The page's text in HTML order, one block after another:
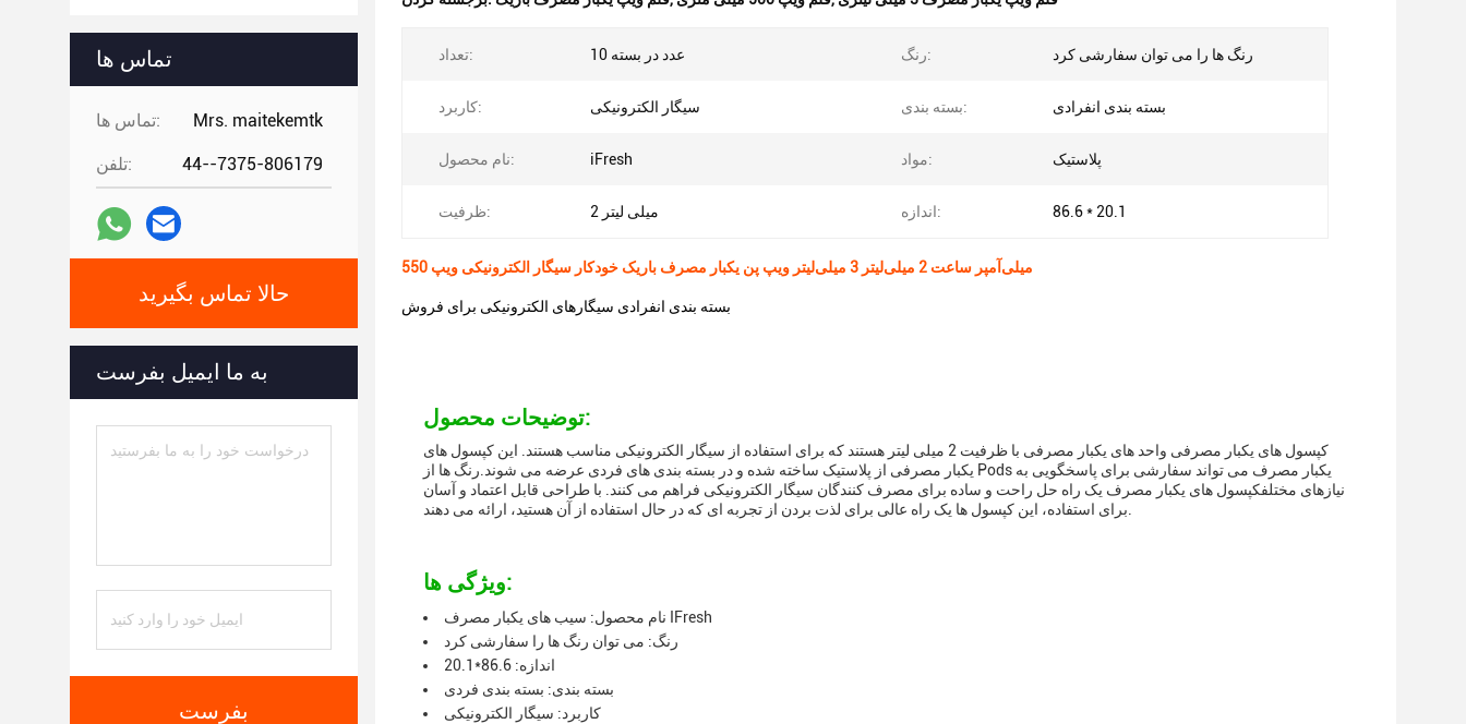
تماس ها
تماس ها: Mrs. maitekemtk
تلفن: 44--7375-806179
حالا تماس بگیرید
به ما ایمیل بفرست
بفرست
تعداد: 10 عدد در بسته رنگ: رنگ ها را می توان سفارشی کرد
کاربرد: سیگار الکترونیکی بسته بندی: بسته بندی انفرادی
نام محصول: iFresh مواد: پلاستیک
ظرفیت: 2 میلی لیتر اندازه: 86.6 * 20.1
550 میلی‌آمپر ساعت 2 میلی‌لیتر 3 میلی‌لیتر ویپ پن یکبار مصرف باریک خودکار سیگار الکترونیکی ویپ
بسته بندی انفرادی سیگارهای الکترونیکی برای فروش
توضیحات محصول:
کپسول های یکبار مصرفی واحد های یکبار مصرفی با ظرفیت 2 میلی لیتر هستند که برای استفاده از سیگار الکترونیکی مناسب هستند. این کپسول های
یکبار مصرفی از پلاستیک ساخته شده و در بسته بندی های فردی عرضه می شوند.رنگ ها از Pods یکبار مصرف می تواند سفارشی برای پاسخگویی به
نیازهای مختلفکپسول های یکبار مصرف یک راه حل راحت و ساده برای مصرف کنندگان سیگار الکترونیکی فراهم می کنند. با طراحی قابل اعتماد و آسان
ویژگی ها:
نام محصول: سیب های یکبار مصرف IFresh
رنگ: می توان رنگ ها را سفارشی کرد
اندازه: 86.6*20.1
بسته بندی: بسته بندی فردی
کاربرد: سیگار الکترونیکی